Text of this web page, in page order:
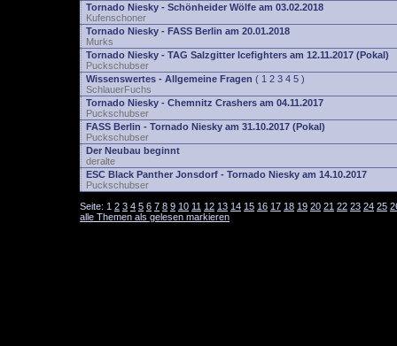
Tornado Niesky - Schönheider Wölfe am 03.02.2018
Kufenschoner
Tornado Niesky - FASS Berlin am 20.01.2018
Murks
Tornado Niesky - TAG Salzgitter Icefighters am 12.11.2017 (Pokal)
Puckschubser
Wissenswertes - Allgemeine Fragen ( 1 2 3 4 5 )
SchlauerFuchs
Tornado Niesky - Chemnitz Crashers am 04.11.2017
Puckschubser
FASS Berlin - Tornado Niesky am 31.10.2017 (Pokal)
Puckschubser
Der Neubau beginnt
deralte
ESC Black Panther Jonsdorf - Tornado Niesky am 14.10.2017
Puckschubser
Seite: 1 2 3 4 5 6 7 8 9 10 11 12 13 14 15 16 17 18 19 20 21 22 23 24 25
alle Themen als gelesen markieren